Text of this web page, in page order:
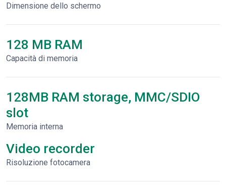
Dimensione dello schermo
128 MB RAM
Capacità di memoria
128MB RAM storage, MMC/SDIO
slot
Memoria interna
Video recorder
Risoluzione fotocamera